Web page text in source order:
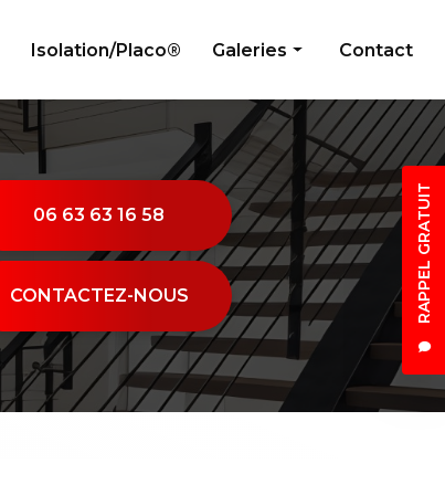
RAPPEL GRATUIT
Isolation/Placo® Galeries
Peinture
Électricité générale
Menuiserie
Plombier
Climatisation/Chauffage
Isolation/Placo®
Contact
06 63 63 16 58
CONTACTEZ-NOUS